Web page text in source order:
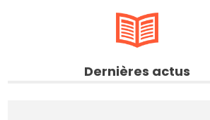
Dernières actus